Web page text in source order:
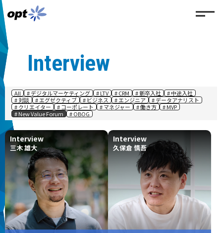
Interview
All # デジタルマーケティング # LTV # CRM # 新卒入社
# 中途入社
# 対談
# エグゼクティブ # ビジネス # エンジニア
# データアナリスト
# クリエイター
# コーポレート # マネジャー # 働き方
# MVP
# New Value Forum
# OBOG
Interview
三木 雄大
Interview
久保倉 慎吾